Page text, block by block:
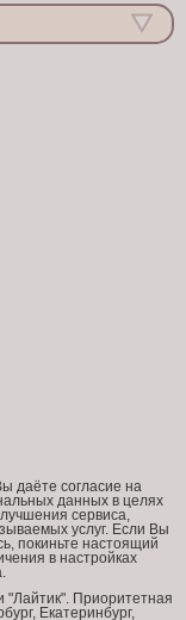
даёте согласие на
данных в целях
сервиса,
услуг. Если Вы
покиньте настоящий
в настройках
Приоритетная
Екатеринбург,